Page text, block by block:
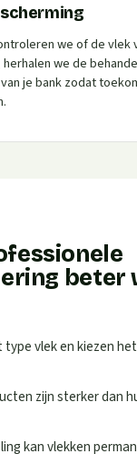
we of de vlek
we de
je bank zodat
beter
vlek en kiezen
zijn sterker dan
kan vlekken